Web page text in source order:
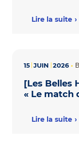
Lire la suite
15 JUIN 2026•
[Les Belles
« Le match
Lire la suite